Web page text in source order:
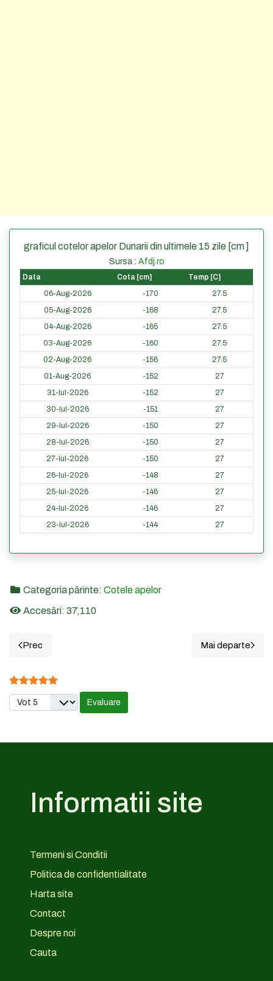
graficul cotelor apelor Dunarii din ultimele 15 zile [cm ]
Sursa : Afdj.ro
Data Cota [cm]
Temp [C]
06-Aug-2026
-170
27.5
05-Aug-2026
-168
27.5
04-Aug-2026
-165
27.5
03-Aug-2026
-160
27.5
02-Aug-2026
-156
27.5
01-Aug-2026
-152
27
31-Iul-2026
-152
27
30-Iul-2026
-151
27
29-Iul-2026
-150
27
28-Iul-2026
-150
27
27-Iul-2026
-150
27
26-Iul-2026
-148
27
25-Iul-2026
-146
27
24-Iul-2026
-146
27
23-Iul-2026
-144 27
Categoria părinte: Cotele apelor
Accesări: 37,110
Articol precedent: 17. CETATE - Cotele din ultimele 60 de
Prec
Articolul
Mai departe
Evaluare utilizator:
Vă rugăm să evaluați
Informatii site
Termeni si Conditii
Politica de confidentialitate
Harta site
Contact
Despre noi
Cauta